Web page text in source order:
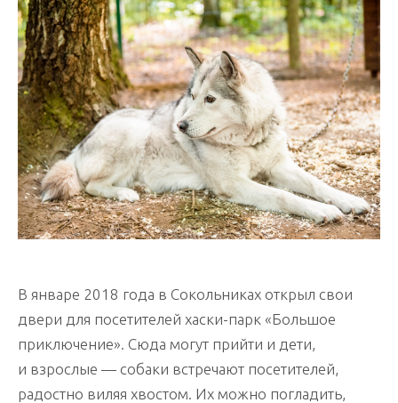
В январе 2018 года в Сокольниках открыл свои
двери для посетителей хаски-парк «Большое
приключение». Сюда могут прийти и дети,
и взрослые — собаки встречают посетителей,
радостно виляя хвостом. Их можно погладить,